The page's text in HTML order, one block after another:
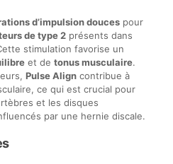
d’impulsion doucespour
de type 2présents dans
stimulation favorise un
et de tonus musculaire.
Pulse Aligncontribue à
ce qui est crucial pour
et les disques
par une hernie discale.